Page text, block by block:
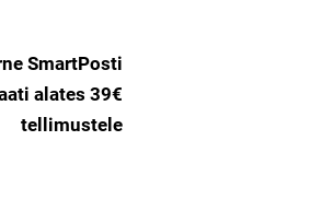
SmartPosti
alates 39€
tellimustele